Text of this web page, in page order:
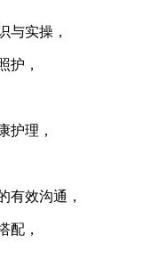
与实操，
护，
护理，
有效沟通，
配，